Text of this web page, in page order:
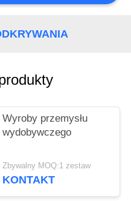
Wyroby przemysłu
wydobywczego
Zbywalny MOQ:1 zestaw
KONTAKT